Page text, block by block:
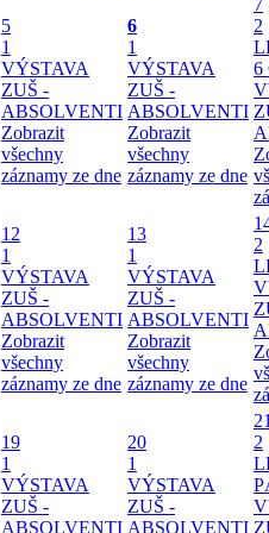
5
1
VÝSTAVA
ZUŠ -
ABSOLVENTI
Zobrazit
všechny
záznamy ze dne
6
1
VÝSTAVA
ZUŠ -
ABSOLVENTI
Zobrazit
všechny
záznamy ze dne
2
6
12
1
VÝSTAVA
ZUŠ -
ABSOLVENTI
Zobrazit
všechny
záznamy ze dne
13
1
VÝSTAVA
ZUŠ -
ABSOLVENTI
Zobrazit
všechny
záznamy ze dne
2
19
1
VÝSTAVA
ZUŠ -
ABSOLVENTI
20
1
VÝSTAVA
ZUŠ -
ABSOLVENTI
2